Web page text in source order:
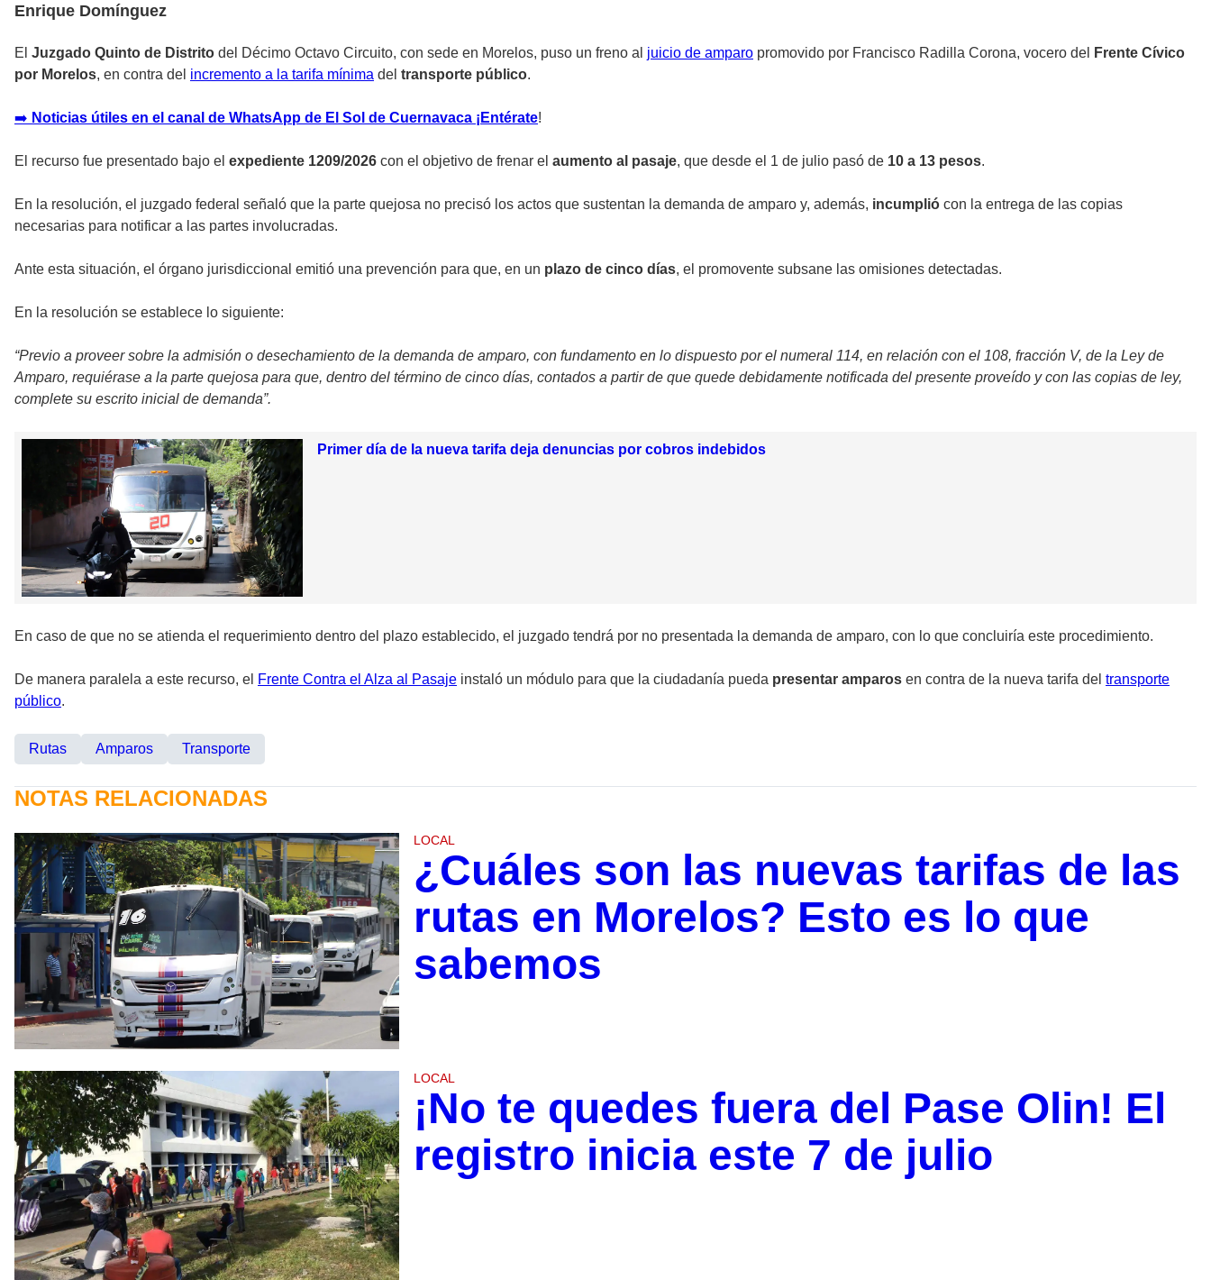
Enrique Domínguez
El Juzgado Quinto de Distrito del Décimo Octavo Circuito, con sede en Morelos, puso un freno al juicio de amparo promovido por Francisco Radilla Corona, vocero del
Frente Cívico
por Morelos, en contra del incremento a la tarifa mínima del transporte público.
➡ ️ Noticias útiles en el canal de WhatsApp de El Sol de Cuernavaca ¡Entérate!
El recurso fue presentado bajo el expediente 1209/2026 con el objetivo de frenar el aumento al pasaje, que desde el 1 de julio pasó de 10 a 13 pesos.
En la resolución, el juzgado federal señaló que la parte quejosa no precisó los actos que sustentan la demanda de amparo y, además, incumplió con la entrega de las copias
necesarias para notificar a las partes involucradas.
Ante esta situación, el órgano jurisdiccional emitió una prevención para que, en un plazo de cinco días, el promovente subsane las omisiones detectadas.
En la resolución se establece lo siguiente:
“Previo a proveer sobre la admisión o desechamiento de la demanda de amparo, con fundamento en lo dispuesto por el numeral 114, en relación con el 108, fracción V, de la Ley de
Amparo, requiérase a la parte quejosa para que, dentro del término de cinco días, contados a partir de que quede debidamente notificada del presente proveído y con las copias de ley,
complete su escrito inicial de demanda”.
Primer día de la nueva tarifa deja denuncias por cobros indebidos
En caso de que no se atienda el requerimiento dentro del plazo establecido, el juzgado tendrá por no presentada la demanda de amparo, con lo que concluiría este procedimiento.
De manera paralela a este recurso, el Frente Contra el Alza al Pasaje instaló un módulo para que la ciudadanía pueda presentar amparos en contra de la nueva tarifa del transporte
público.
Rutas Amparos Transporte
NOTAS RELACIONADAS
LOCAL
¿Cuáles son las nuevas tarifas de las
rutas en Morelos? Esto es lo que
sabemos
LOCAL
¡No te quedes fuera del Pase Olin! El
registro inicia este 7 de julio